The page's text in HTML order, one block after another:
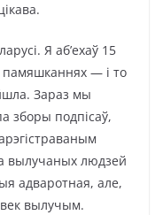
Я аб’ехаў 15
памяшканнях — і то
Зараз мы
зборы подпісаў,
вылучаных людзей
адваротная, але,
вылучым.